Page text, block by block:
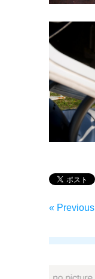
« Previous